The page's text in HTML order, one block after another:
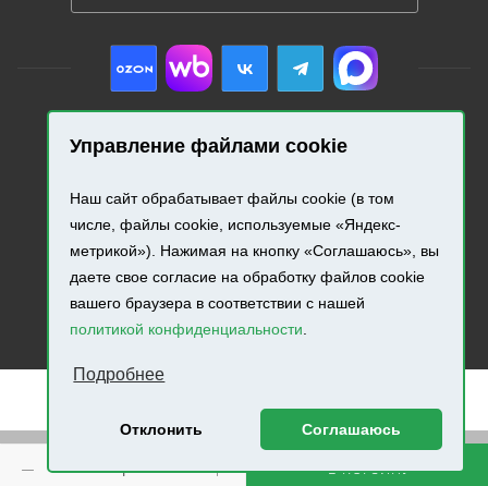
Управление файлами cookie
Наш сайт обрабатывает файлы cookie (в том
числе, файлы cookie, используемые «Яндекс-
метрикой»). Нажимая на кнопку «Соглашаюсь», вы
даете свое согласие на обработку файлов cookie
вашего браузера в соответствии с нашей
политикой конфиденциальности.
Подробнее
Отклонить Соглашаюсь
В КОРЗИНУ
Внимание! Минимальная сумма заказа составляет 500
руб.!
2026 © «Промресурс». Все права защищены.
Разработка и продвижение сайта.